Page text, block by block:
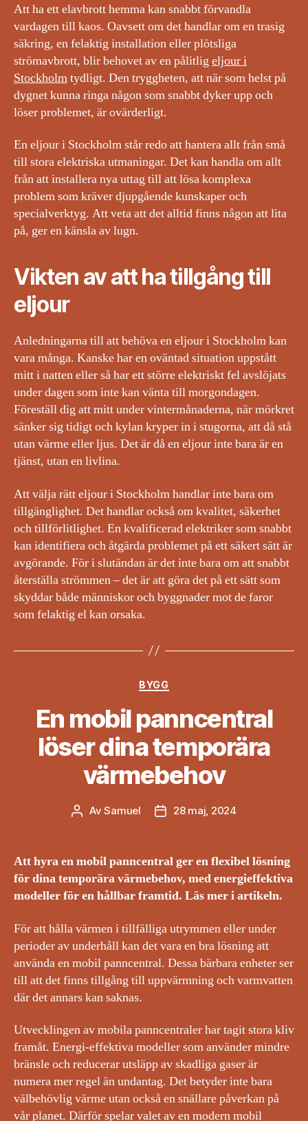
Att ha ett elavbrott hemma kan snabbt förvandla
vardagen till kaos. Oavsett om det handlar om en trasig
säkring, en felaktig installation eller plötsliga
strömavbrott, blir behovet av en pålitlig eljour i
Stockholmtydligt. Den tryggheten, att när som helst på
dygnet kunna ringa någon som snabbt dyker upp och
löser problemet, är ovärderligt.
En eljour i Stockholm står redo att hantera allt från små
till stora elektriska utmaningar. Det kan handla om allt
från att installera nya uttag till att lösa komplexa
problem som kräver djupgående kunskaper och
specialverktyg. Att veta att det alltid finns någon att lita
på, ger en känsla av lugn.
Vikten av att ha tillgång till
eljour
Anledningarna till att behöva en eljour i Stockholm kan
vara många. Kanske har en oväntad situation uppstått
mitt i natten eller så har ett större elektriskt fel avslöjats
under dagen som inte kan vänta till morgondagen.
Föreställ dig att mitt under vintermånaderna, när mörkret
sänker sig tidigt och kylan kryper in i stugorna, att då stå
utan värme eller ljus. Det är då en eljour inte bara är en
tjänst, utan en livlina.
Att välja rätt eljour i Stockholm handlar inte bara om
tillgänglighet. Det handlar också om kvalitet, säkerhet
och tillförlitlighet. En kvalificerad elektriker som snabbt
kan identifiera och åtgärda problemet på ett säkert sätt är
avgörande. För i slutändan är det inte bara om att snabbt
återställa strömmen – det är att göra det på ett sätt som
skyddar både människor och byggnader mot de faror
som felaktig el kan orsaka.
Kategorier
BYGG
En mobil panncentral
löser dina temporära
värmebehov
Inläggsförfattare
AvSamuel Inläggsdatum
28 maj, 2024
Att hyra en mobil panncentral ger en flexibel lösning
för dina temporära värmebehov, med energieffektiva
modeller för en hållbar framtid. Läs mer i artikeln.
För att hålla värmen i tillfälliga utrymmen eller under
perioder av underhåll kan det vara en bra lösning att
använda en mobil panncentral. Dessa bärbara enheter ser
till att det finns tillgång till uppvärmning och varmvatten
där det annars kan saknas.
Utvecklingen av mobila panncentraler har tagit stora kliv
framåt. Energi-effektiva modeller som använder mindre
bränsle och reducerar utsläpp av skadliga gaser är
numera mer regel än undantag. Det betyder inte bara
välbehövlig värme utan också en snällare påverkan på
vår planet. Därför spelar valet av en modern mobil